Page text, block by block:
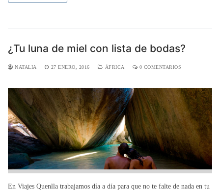
¿Tu luna de miel con lista de bodas?
NATALIA 27 ENERO, 2016 ÁFRICA 0 COMENTARIOS
En Viajes Quenlla trabajamos día a día para que no te falte de nada en tu